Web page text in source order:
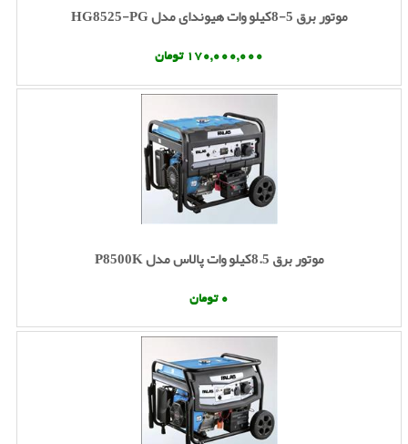
موتور برق 5-8کیلو وات هیوندای مدل HG8525-PG
170,000,000 تومان
موتور برق 8.5کیلو وات پالاس مدل P8500K
0 تومان